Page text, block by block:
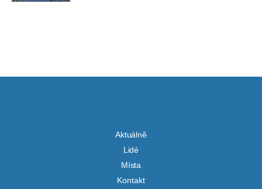
Aktuálně
Lidé
Místa
Kontakt